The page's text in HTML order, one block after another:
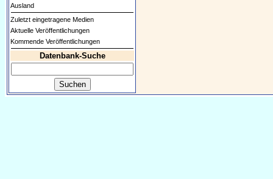
Ausland
Zuletzt eingetragene Medien
Aktuelle Veröffentlichungen
Kommende Veröffentlichungen
Datenbank-Suche